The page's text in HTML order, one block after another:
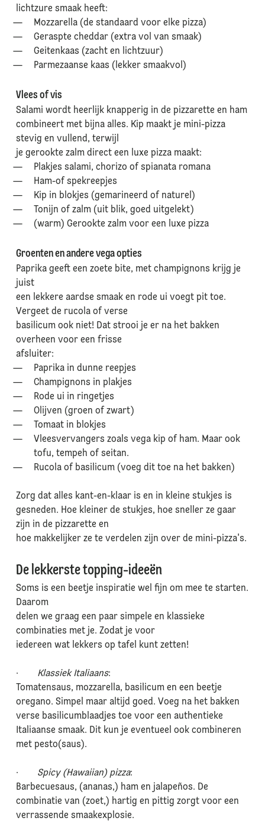
lichtzure smaak heeft:
Mozzarella (de standaard voor elke pizza)
Geraspte cheddar (extra vol van smaak)
Geitenkaas (zacht en lichtzuur)
Parmezaanse kaas (lekker smaakvol)
Vlees of vis
Salami wordt heerlijk knapperig in de pizzarette en ham
combineert met bijna alles. Kip maakt je mini-pizza
stevig en vullend, terwijl
je gerookte zalm direct een luxe pizza maakt:
Plakjes salami, chorizo of spianata romana
Ham-of spekreepjes
Kip in blokjes (gemarineerd of naturel)
Tonijn of zalm (uit blik, goed uitgelekt)
(warm) Gerookte zalm voor een luxe pizza
Groenten en andere vega opties
Paprika geeft een zoete bite, met champignons krijg je
juist
een lekkere aardse smaak en rode ui voegt pit toe.
Vergeet de rucola of verse
basilicum ook niet! Dat strooi je er na het bakken
overheen voor een frisse
afsluiter:
Paprika in dunne reepjes
Champignons in plakjes
Rode ui in ringetjes
Olijven (groen of zwart)
Tomaat in blokjes
Vleesvervangers zoals vega kip of ham. Maar ook
tofu, tempeh of seitan.
Rucola of basilicum (voeg dit toe na het bakken)
Zorg dat alles kant-en-klaar is en in kleine stukjes is
gesneden. Hoe kleiner de stukjes, hoe sneller ze gaar
zijn in de pizzarette en
hoe makkelijker ze te verdelen zijn over de mini-pizza's.
De lekkerste topping-ideeën
Soms is een beetje inspiratie wel fijn om mee te starten.
Daarom
delen we graag een paar simpele en klassieke
combinaties met je. Zodat je voor
iedereen wat lekkers op tafel kunt zetten!
· Klassiek Italiaans:
Tomatensaus, mozzarella, basilicum en een beetje
oregano. Simpel maar altijd goed. Voeg na het bakken
verse basilicumblaadjes toe voor een authentieke
Italiaanse smaak. Dit kun je eventueel ook combineren
met pesto(saus).
· Spicy (Hawaiian) pizza:
Barbecuesaus, (ananas,) ham en jalapeños. De
combinatie van (zoet,) hartig en pittig zorgt voor een
verrassende smaakexplosie.